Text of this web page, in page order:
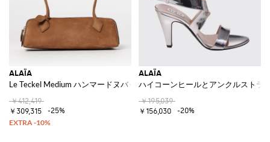
ALAÏA
Le Teckel Medium ハンマードヌバックバッグ
￥412,419
￥309,315
-25%
ALAÏA
ハイコーンヒールとアンクルストラ
￥195,039
￥156,030
-20%